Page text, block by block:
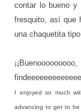
contar lo bueno
fresquito, así que
una chaquetita
I enjoyed so much
advancing to get to